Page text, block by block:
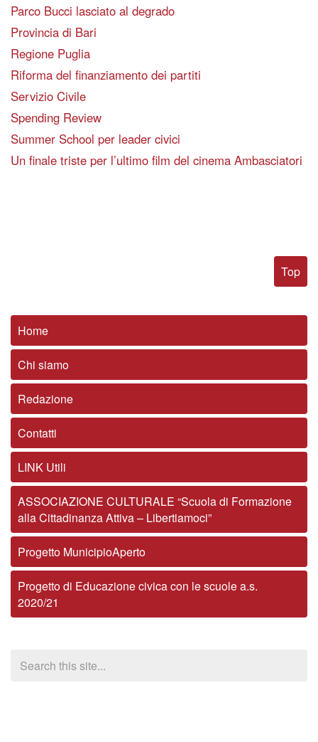
Parco Bucci lasciato al degrado
Provincia di Bari
Regione Puglia
Riforma del finanziamento dei partiti
Servizio Civile
Spending Review
Summer School per leader civici
Un finale triste per l’ultimo film del cinema Ambasciatori
Top
Home
Chi siamo
Redazione
Contatti
LINK Utili
ASSOCIAZIONE CULTURALE “Scuola di Formazione
alla Cittadinanza Attiva – Libertiamoci”
Progetto MunicipioAperto
Progetto di Educazione civica con le scuole a.s.
2020/21